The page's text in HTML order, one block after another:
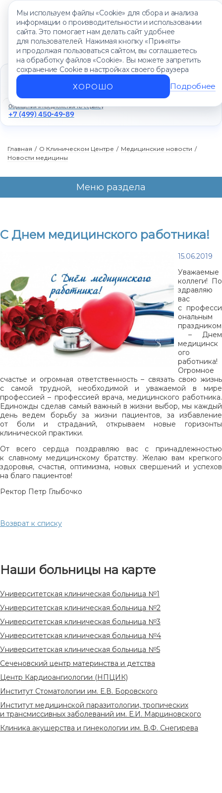
Мы используем файлы «Cookie» для сбора и анализа
информации о производительности и использовании
сайта. Это помогает нам делать сайт удобнее
для пользователей. Нажимая кнопку «Принять»
и продолжая пользоваться сайтом, вы соглашаетесь
на обработку файлов «Cookie». Вы можете запретить
сохранение Cookie в настройках своего браузера
ХОРОШО Подробнее
Единый контакт-центр
+7 (499) 450-88-89
Ежедневно с 8:00 до 20:00
Обращения и предложения по сервису
+7 (499) 450-49-89
Главная / О Клиническом Центре / Медицинские новости /
Новости медицины
С Днем медицинского работника!
15.06.2019
Уважаемые
коллеги! По
здравляю
вас
с професси
ональным
праздником
– Днем
медицинск
ого
работника!
Огромное
счастье и огромная ответственность – связать свою жизнь
с самой трудной, необходимой и уважаемой в мире
профессией – профессией врача, медицинского работника.
Единожды сделав самый важный в жизни выбор, мы каждый
день ведем борьбу за жизни пациентов, за избавление
от боли и страданий, открываем новые горизонты
клинической практики.
От всего сердца поздравляю вас с принадлежностью
к славному медицинскому братству. Желаю вам крепкого
здоровья, счастья, оптимизма, новых свершений и успехов
на благо пациентов!
Ректор Петр Глыбочко
Возврат к списку
Наши больницы на карте
Университетская клиническая больница №1
Университетская клиническая больница №2
Университетская клиническая больница №3
Университетская клиническая больница №4
Университетская клиническая больница №5
Сеченовский центр материнства и детства
Центр Кардиоангиологии (НПЦИК)
Институт Стоматологии им. Е.В. Боровского
Институт медицинской паразитологии, тропических
и трансмиссивных заболеваний им. Е.И. Марциновского
Клиника акушерства и гинекологии им. В.Ф. Снегирева
Меню раздела